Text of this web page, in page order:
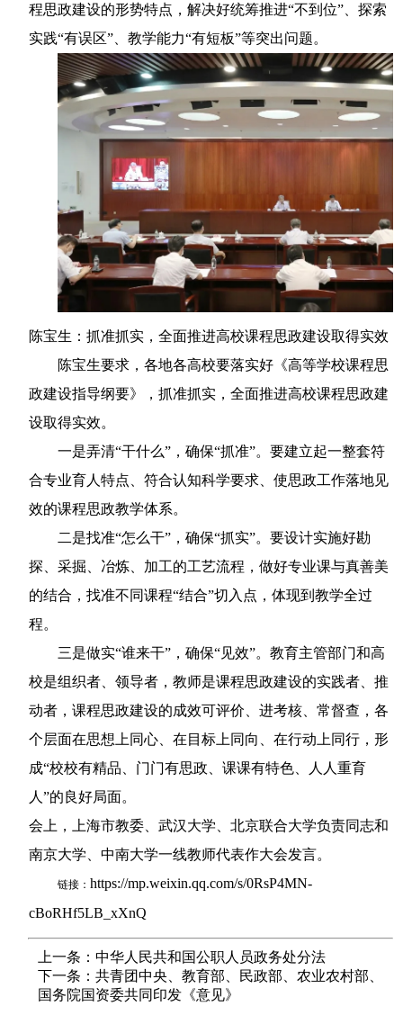
程思政建设的形势特点，解决好统筹推进“不到位”、探索
实践“有误区”、教学能力“有短板”等突出问题。
陈宝生：抓准抓实，全面推进高校课程思政建设取得实效
陈宝生要求，各地各高校要落实好《高等学校课程思
政建设指导纲要》，抓准抓实，全面推进高校课程思政建
设取得实效。
一是弄清“干什么”，确保“抓准”。要建立起一整套符
合专业育人特点、符合认知科学要求、使思政工作落地见
效的课程思政教学体系。
二是找准“怎么干”，确保“抓实”。要设计实施好勘
探、采掘、冶炼、加工的工艺流程，做好专业课与真善美
的结合，找准不同课程“结合”切入点，体现到教学全过
程。
三是做实“谁来干”，确保“见效”。教育主管部门和高
校是组织者、领导者，教师是课程思政建设的实践者、推
动者，课程思政建设的成效可评价、进考核、常督查，各
个层面在思想上同心、在目标上同向、在行动上同行，形
成“校校有精品、门门有思政、课课有特色、人人重育
人”的良好局面。
会上，上海市教委、武汉大学、北京联合大学负责同志和
南京大学、中南大学一线教师代表作大会发言。
链接： https://mp.weixin.qq.com/s/0RsP4MN-
cBoRHf5LB_xXnQ
上一条：中华人民共和国公职人员政务处分法
下一条：共青团中央、教育部、民政部、农业农村部、
国务院国资委共同印发《意见》